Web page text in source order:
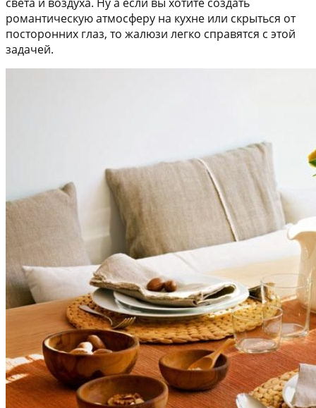
романтическую атмосферу на кухне или скрыться от
посторонних глаз, то жалюзи легко справятся с этой
задачей.